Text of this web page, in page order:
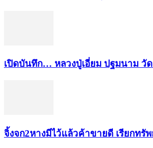
เปิดบันทึก… หลวงปู่เอี่ยม ​ปฐม​นาม​ วั
จิ้งจก​2​หาง​มีไว้แล้ว​ค้าขาย​ดี​ เรียก​ทรั